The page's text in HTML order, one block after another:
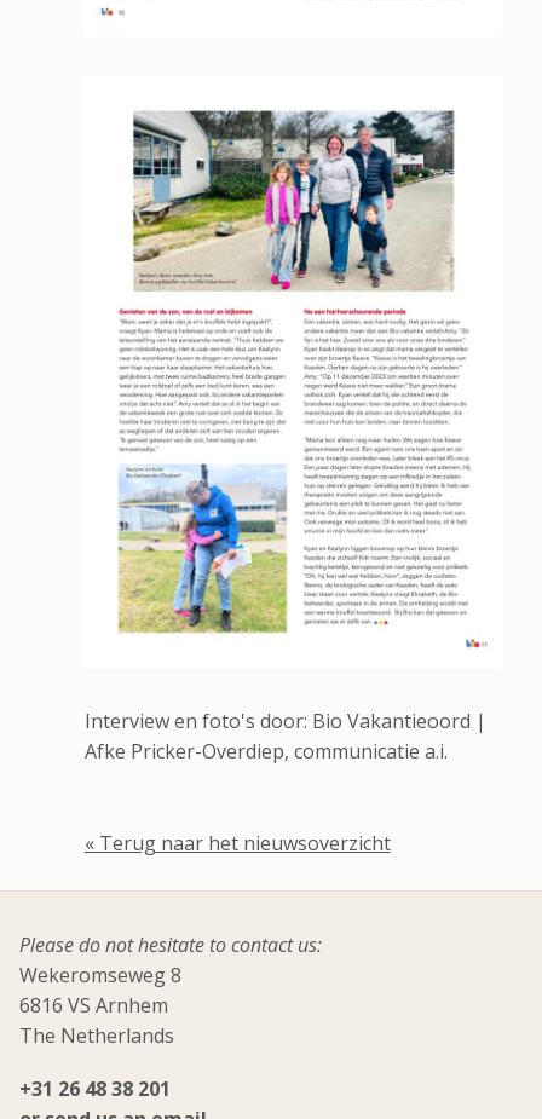
Interview en foto's door: Bio Vakantieoord |
Afke Pricker-Overdiep, communicatie a.i.
« Terug naar het nieuwsoverzicht
Please do not hesitate to contact us:
Wekeromseweg 8
6816 VS Arnhem
The Netherlands
+31 26 48 38 201